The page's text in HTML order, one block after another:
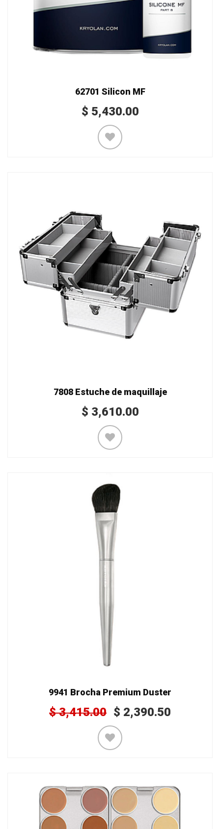
62701 Silicon MF
$ 5,430.00
7808 Estuche de maquillaje
$ 3,610.00
9941 Brocha Premium Duster
$3,415.00 $ 2,390.50